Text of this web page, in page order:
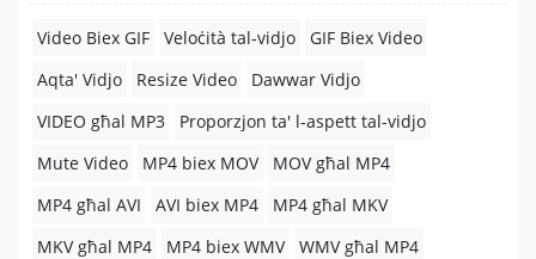
Video Biex GIF Veloċità tal-vidjo
GIF Biex Video
Aqta' Vidjo
Resize Video
Dawwar Vidjo
VIDEO għal MP3
Proporzjon ta' l-aspett tal-vidjo
Mute Video
MP4 biex MOV
MOV għal MP4
MP4 għal AVI
AVI biex MP4
MP4 għal MKV
MKV għal MP4
MP4 biex WMV
WMV għal MP4